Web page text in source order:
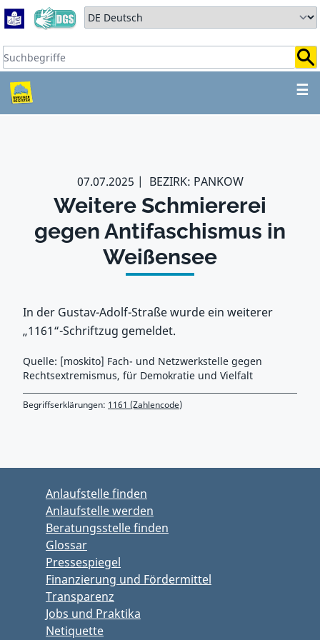
Zum Hauptbereich springen
Zum Hauptmenü springen
Sprache auswählen:
Suchbegriffe:
☰
ZUM HAUPTBEREICH
07.07.2025 BEZIRK: PANKOW
Weitere Schmiererei
gegen Antifaschismus in
Weißensee
In der Gustav-Adolf-Straße wurde ein weiterer
„1161“-Schriftzug gemeldet.
Quelle: [moskito] Fach- und Netzwerkstelle gegen
Rechtsextremismus, für Demokratie und Vielfalt
Begriffserklärungen: 1161 (Zahlencode)
Anlaufstelle finden
Anlaufstelle werden
Beratungsstelle finden
Glossar
Pressespiegel
Finanzierung und Fördermittel
Transparenz
Jobs und Praktika
Netiquette